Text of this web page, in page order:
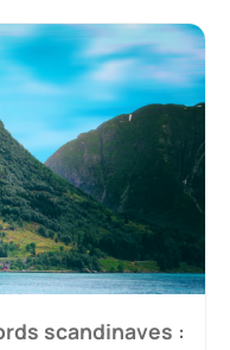
scandinaves :